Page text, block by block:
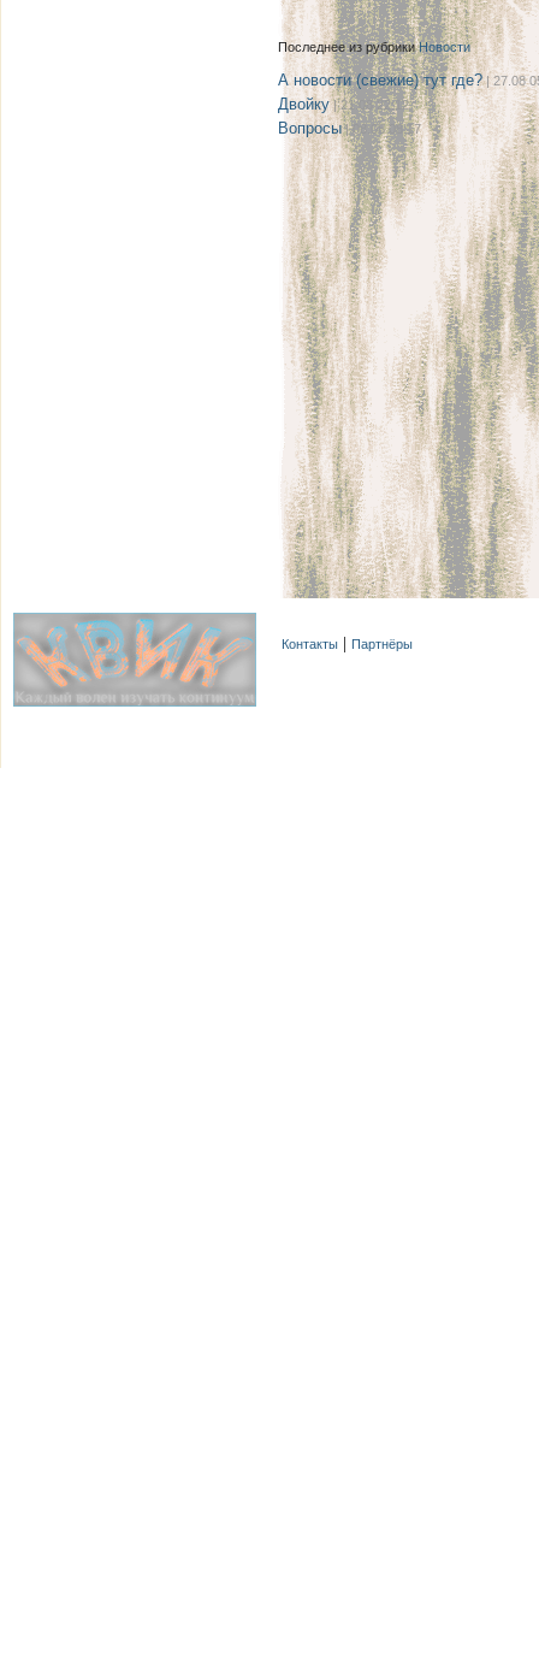
Последнее из рубрикиНовости
А новости (свежие) тут где?| 27.08
Двойку | 21.08 22:12
Вопросы| 08.08 08:17
Контакты Партнёры